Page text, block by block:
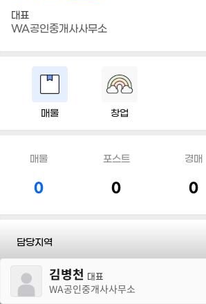
대표
WA공인중개사사무소
매물 창업
매물
0
포스트
0
경매
0
담당지역
전화 김병천 대표
WA공인중개사사무소